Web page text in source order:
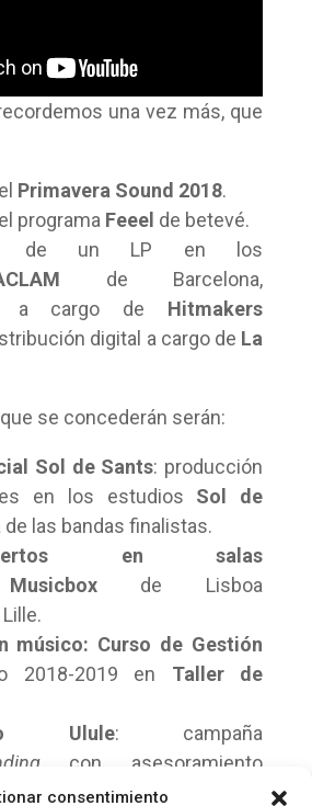
consentimiento
una vez más, que
Primavera Sound 2018.
programa Feeel de betevé.
de un LP en los
de Barcelona,
a cargo de Hitmakers
digital a cargo de La
se concederán serán:
Sol de Sants: producción
en los estudios Sol de
las bandas finalistas.
en salas
de Lisboa
músico: Curso de Gestión
2018-2019 en Taller de
Ulule: campaña
con asesoramiento
y condiciones preferentes